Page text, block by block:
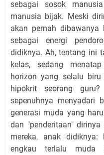
sebagai sosok
manusia bijak. Meski
akan pernah
sebagai energi
didiknya. Ah, tentang ini
kelas, sedang
horizon yang selalu
hipokrit seorang
sepenuhnya menyadari
generasi muda yang haru
dan "penderitaan"
mereka, anak didiknya:
engkau terlalu muda